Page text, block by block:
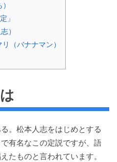
」
）
（バナナマン）
。松本人志をはじめとする
有名なこの定説ですが、語
たものと言われています。